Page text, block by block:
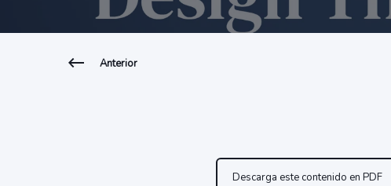
Anterior
Descarga este contenido en PDF